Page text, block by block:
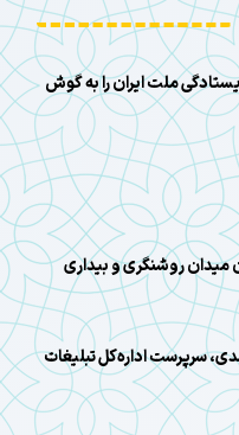
ملت ایران را به گوش
میدان روشنگری و بیداری
سرپرست اداره‌کل تبلیغات